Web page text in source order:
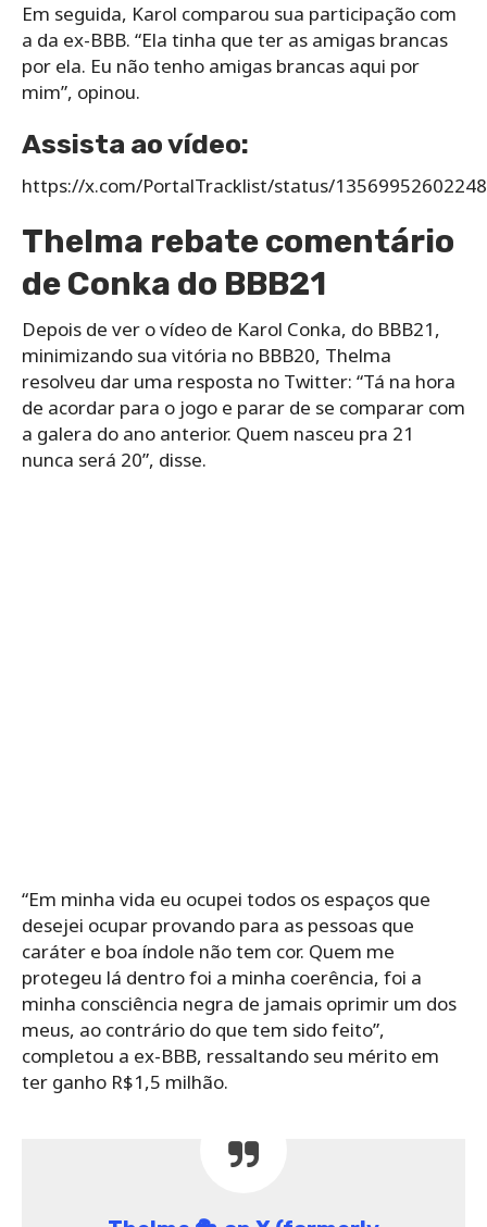
Em seguida, Karol comparou sua participação com
a da ex-BBB. “Ela tinha que ter as amigas brancas
por ela. Eu não tenho amigas brancas aqui por
mim”, opinou.
Assista ao vídeo:
https://x.com/PortalTracklist/status/
Thelma rebate comentário
de Conka do BBB21
Depois de ver o vídeo de Karol Conka, do BBB21,
minimizando sua vitória no BBB20, Thelma
resolveu dar uma resposta no Twitter: “Tá na hora
de acordar para o jogo e parar de se comparar com
a galera do ano anterior. Quem nasceu pra 21
nunca será 20”, disse.
“Em minha vida eu ocupei todos os espaços que
desejei ocupar provando para as pessoas que
caráter e boa índole não tem cor. Quem me
protegeu lá dentro foi a minha coerência, foi a
minha consciência negra de jamais oprimir um dos
meus, ao contrário do que tem sido feito”,
completou a ex-BBB, ressaltando seu mérito em
ter ganho R$1,5 milhão.